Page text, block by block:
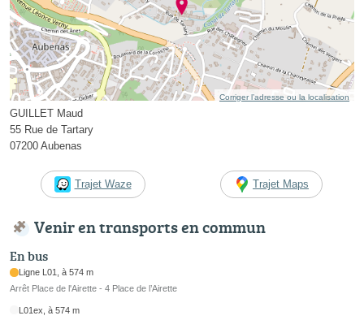
Corriger l’adresse ou la localisation
GUILLET Maud
55 Rue de Tartary
07200 Aubenas
Trajet Waze Trajet Maps
Venir en transports en commun
En bus
Ligne L01, à 574 m
Arrêt Place de l'Airette - 4 Place de l’Airette
L01ex, à 574 m